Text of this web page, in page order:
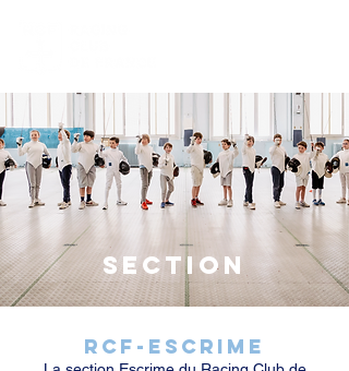
Section
RCF-ESCRIME